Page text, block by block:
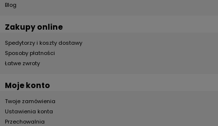
Blog
Zakupy online
Spedytorzy i koszty dostawy
Sposoby płatności
Łatwe zwroty
Moje konto
Twoje zamówienia
Ustawienia konta
Przechowalnia